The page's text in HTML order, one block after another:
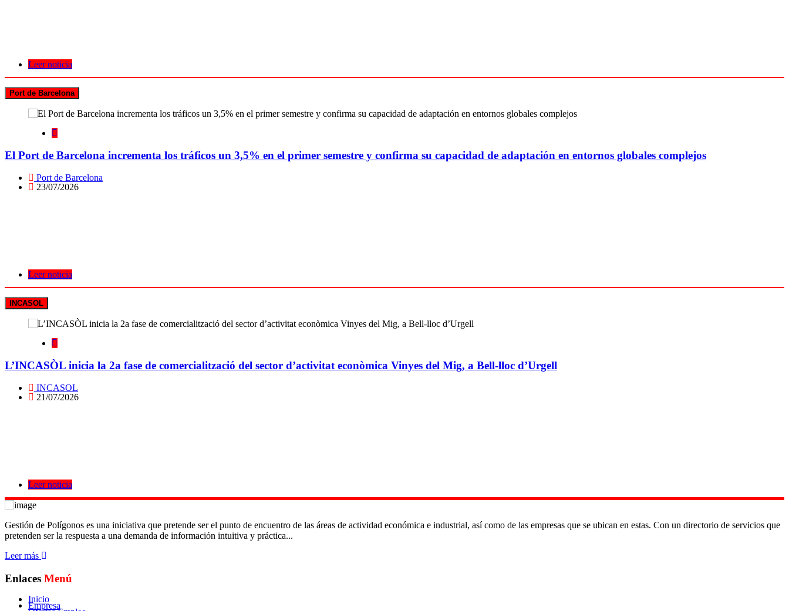
Leer noticia
Port de Barcelona
El Port de Barcelona incrementa los tráficos un 3,5% en el primer semestre y confirma su capacidad de adaptación en entornos globales complejos
Port de Barcelona
23/07/2026
Leer noticia
INCASOL
L’INCASÒL inicia la 2a fase de comercialització del sector d’activitat econòmica Vinyes del Mig, a Bell-lloc d’Urgell
INCASOL
21/07/2026
Leer noticia
Gestión de Polígonos es una iniciativa que pretende ser el punto de encuentro de las áreas de actividad económica e industrial, así como de las empresas que se ubican en estas. Con un directorio de servicios que
pretenden ser la respuesta a una demanda de información intuitiva y práctica...
Leer más
Enlaces Menú
Inicio
Empresa